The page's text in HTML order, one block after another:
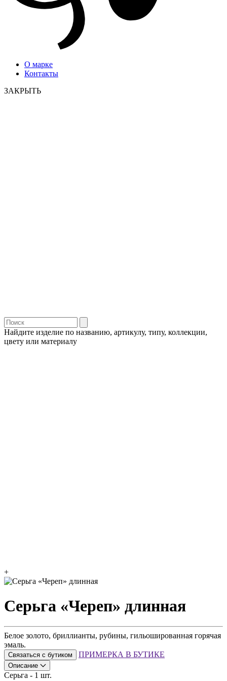
О марке
Контакты
ЗАКРЫТЬ
Найдите изделие по названию, артикулу, типу, коллекции,
цвету или материалу
+
Cерьга «Череп» длинная
Белое золото, бриллианты, рубины, гильошированная горячая
эмаль.
Связаться с бутиком ПРИМЕРКА В БУТИКЕ
Описание
Серьга - 1 шт.